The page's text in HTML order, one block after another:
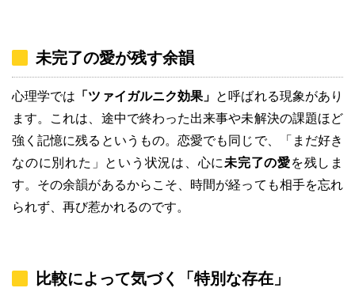
未完了の愛が残す余韻
心理学では 「ツァイガルニク効果」 と呼ばれる現象があり
ます。これは、途中で終わった出来事や未解決の課題ほど
強く記憶に残るというもの。恋愛でも同じで、「まだ好き
なのに別れた」という状況は、心に未完了の愛を残しま
す。その余韻があるからこそ、時間が経っても相手を忘れ
られず、再び惹かれるのです。
比較によって気づく「特別な存在」